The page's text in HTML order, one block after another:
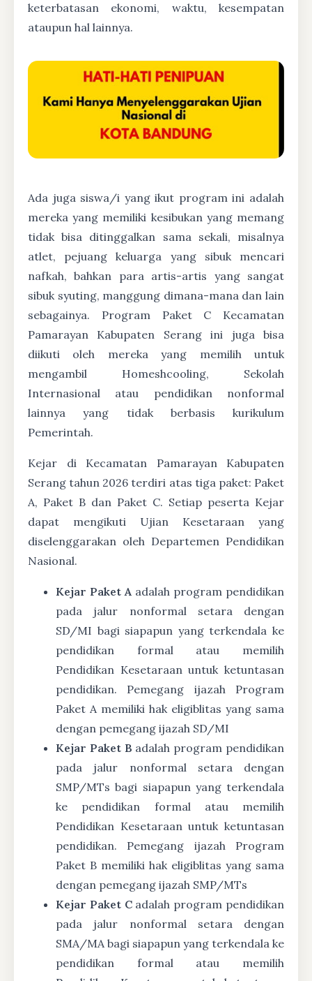
keterbatasan ekonomi, waktu, kesempatan
ataupun hal lainnya.
Ada juga siswa/i yang ikut program ini adalah
mereka yang memiliki kesibukan yang memang
tidak bisa ditinggalkan sama sekali, misalnya
atlet, pejuang keluarga yang sibuk mencari
nafkah, bahkan para artis-artis yang sangat
sibuk syuting, manggung dimana-mana dan lain
sebagainya. Program Paket C Kecamatan
Pamarayan Kabupaten Serang ini juga bisa
diikuti oleh mereka yang memilih untuk
mengambil Homeshcooling, Sekolah
Internasional atau pendidikan nonformal
lainnya yang tidak berbasis kurikulum
Pemerintah.
Kejar di Kecamatan Pamarayan Kabupaten
Serang tahun 2026 terdiri atas tiga paket: Paket
A, Paket B dan Paket C. Setiap peserta Kejar
dapat mengikuti Ujian Kesetaraan yang
diselenggarakan oleh Departemen Pendidikan
Nasional.
Kejar Paket A adalah program pendidikan
pada jalur nonformal setara dengan
SD/MI bagi siapapun yang terkendala ke
pendidikan formal atau memilih
Pendidikan Kesetaraan untuk ketuntasan
pendidikan. Pemegang ijazah Program
Paket A memiliki hak eligiblitas yang sama
dengan pemegang ijazah SD/MI
Kejar Paket B adalah program pendidikan
pada jalur nonformal setara dengan
SMP/MTs bagi siapapun yang terkendala
ke pendidikan formal atau memilih
Pendidikan Kesetaraan untuk ketuntasan
pendidikan. Pemegang ijazah Program
Paket B memiliki hak eligiblitas yang sama
dengan pemegang ijazah SMP/MTs
Kejar Paket Cadalah program pendidikan
pada jalur nonformal setara dengan
SMA/MA bagi siapapun yang terkendala ke
pendidikan formal atau memilih